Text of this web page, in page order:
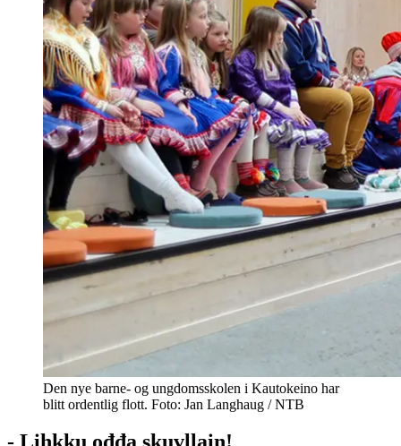
Den nye barne- og ungdomsskolen i Kautokeino har
blitt ordentlig flott. Foto: Jan Langhaug / NTB